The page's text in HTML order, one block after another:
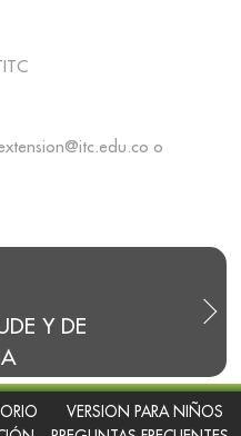
Y DE
o
VERSION PARA NIÑOS